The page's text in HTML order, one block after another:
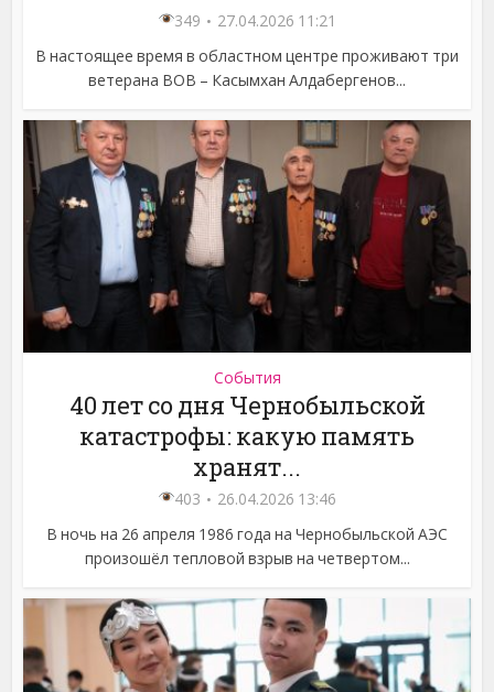
349
27.04.2026 11:21
В настоящее время в областном центре проживают три
ветерана ВОВ – Касымхан Алдабергенов...
События
40 лет со дня Чернобыльской
катастрофы: какую память
хранят...
403
26.04.2026 13:46
В ночь на 26 апреля 1986 года на Чернобыльской АЭС
произошёл тепловой взрыв на четвертом...